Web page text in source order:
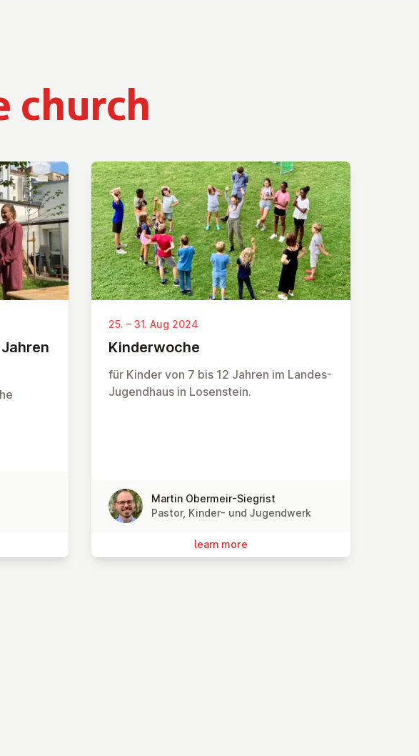
church
25. – 31. Aug 2024
Kinder­woche
für Kinder von 7 bis 12 Jahren im Landes-
Jugendhaus in Losenstein.
Martin Obermeir-Siegrist
Pastor, Kinder- und Jugendwerk
learn more